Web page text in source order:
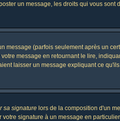
un message, les droits qui vous sont
message (parfois seulement après un
message en retournant le lire,
laisser un message expliquant ce
sa signature lors de la composition d'un
signature à un message en